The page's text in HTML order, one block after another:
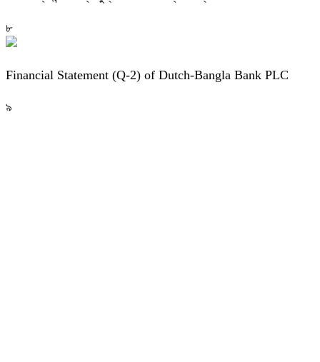
৮
Financial Statement (Q-2) of Dutch-Bangla Bank PLC
৯